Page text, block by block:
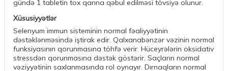
gündə 1 tabletin tox qarına qəbul edilməsi tövsiyə olunur.
Xüsusiyyətlər
Selenyum immun sisteminin normal fəaliyyətinin
dəstəklənməsində iştirak edir. Qalxanabənzər vəzinin normal
funksiyasının qorunmasına töhfə verir. Hüceyrələrin oksidativ
stressdən qorunmasına dəstək göstərir. Saçların normal
vəziyyətinin saxlanmasında rol oynayır. Dırnaqların normal